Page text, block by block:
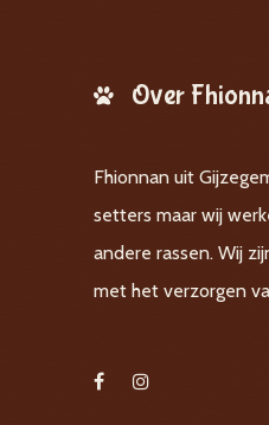
Over
Fhionnan uit
setters maar wij
andere rassen. Wij
met het verzorgen